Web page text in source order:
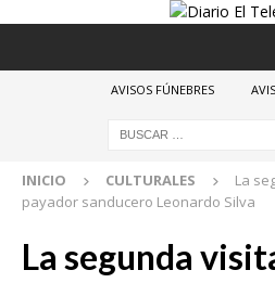
AVISOS FÚNEBRES
INICIO CULTURALES
La
payador sanducero Leonardo Silva
La segunda